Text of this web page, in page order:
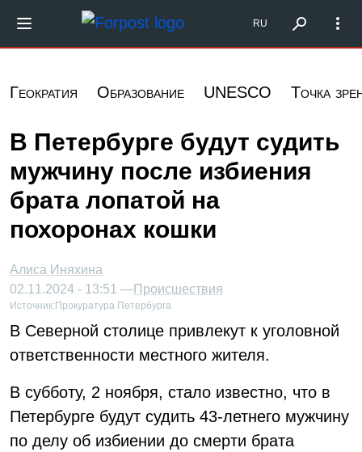
Перейти к основному содержанию
Форпост Северо-Запад
RU
Геократия Образование UNESCO Точка
В Петербурге будут судить
мужчину после избиения
брата лопатой на
похоронах кошки
Алиса Иняхина
02.11.2024 - 13:51 —Происшествия
Источник: Прокуратура Петербурга
В Северной столице привлекут к уголовной
ответственности местного жителя.
В субботу, 2 ноября, стало известно, что в
Петербурге будут судить 43-летнего мужчину
по делу об избиении до смерти брата